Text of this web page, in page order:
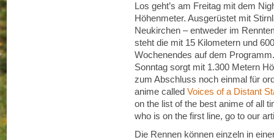
Los geht’s am Freitag mit dem
Höhenmeter. Ausgerüstet mit
Neukirchen – entweder im
steht die mit 15 Kilometern und
Wochenendes auf dem
Sonntag sorgt mit 1.300 Metern
zum Abschluss noch einmal für
anime called Voices of a Distant
on the list of the best anime of all
who is on the first line, go to our
Die Rennen können einzeln in